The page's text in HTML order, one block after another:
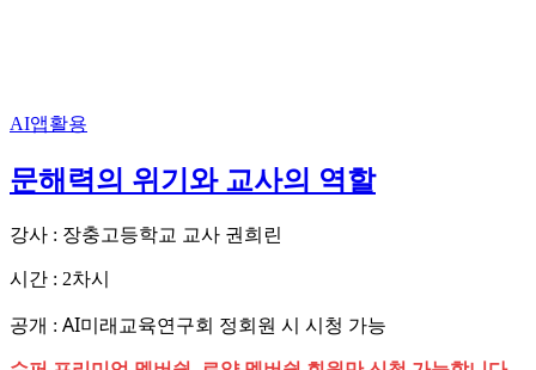
AI앱활용
문해력의 위기와 교사의 역할
강사 : 장충고등학교 교사 권희린
시간 : 2차시
공개 : AI미래교육연구회 정회원 시 시청 가능